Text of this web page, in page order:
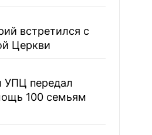
встретился с
Церкви
УПЦ передал
100 семьям